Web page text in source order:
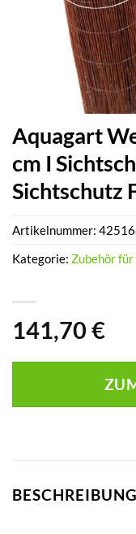
Aquagart
cm I
Sichtschutz
141,70 €
Artikelnummer:
Kategorie: Zubehör
BESCHREIBUNG